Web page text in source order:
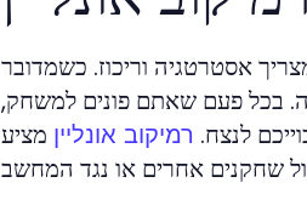
אסטרטגיה וריכוז. כשמדובר
בכל פעם שאתם פונים למשחק,
לנצח. רמיקוב אונליין מציע